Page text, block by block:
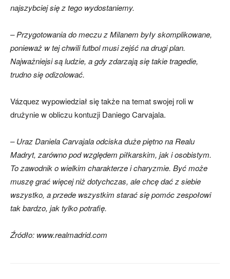
najszybciej się z tego wydostaniemy.
– Przygotowania do meczu z Milanem były skomplikowane,
ponieważ w tej chwili futbol musi zejść na drugi plan.
Najważniejsi są ludzie, a gdy zdarzają się takie tragedie,
trudno się odizolować.
Vázquez wypowiedział się także na temat swojej roli w
drużynie w obliczu kontuzji Daniego Carvajala.
– Uraz Daniela Carvajala odciska duże piętno na Realu
Madryt, zarówno pod względem piłkarskim, jak i osobistym.
To zawodnik o wielkim charakterze i charyzmie. Być może
muszę grać więcej niż dotychczas, ale chcę dać z siebie
wszystko, a przede wszystkim starać się pomóc zespołowi
tak bardzo, jak tylko potrafię.
Źródło: www.realmadrid.com